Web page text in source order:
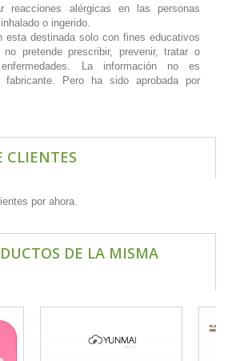
reacciones alérgicas en las personas
o ingerido.
esta destinada solo con fines educativos
pretende prescribir, prevenir, tratar o
La información no es
fabricante. Pero ha sido aprobada por
CLIENTES
por ahora.
DE LA MISMA